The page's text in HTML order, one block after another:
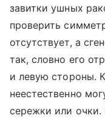
завитки ушных
проверить
отсутствует, а
так, словно его
и левую стороны.
неестественно
сережки или